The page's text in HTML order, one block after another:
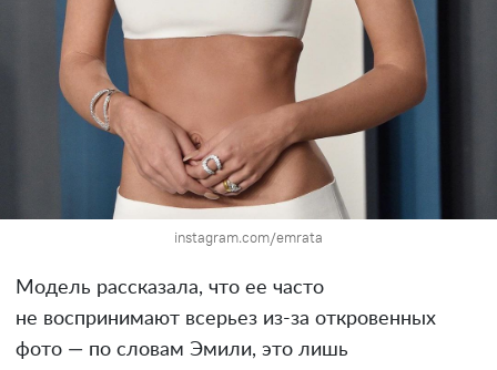
instagram.com/emrata
Модель рассказала, что ее часто
не воспринимают всерьез из-за откровенных
фото — по словам Эмили, это лишь